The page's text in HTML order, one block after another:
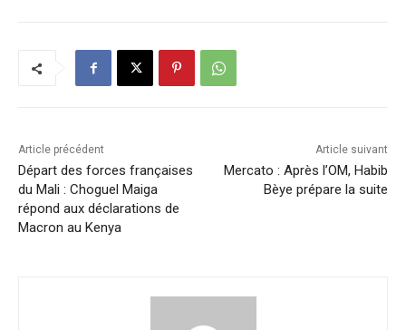
Article précédent
Départ des forces françaises
du Mali : Choguel Maiga
répond aux déclarations de
Macron au Kenya
Article suivant
Mercato : Après l’OM, Habib
Bèye prépare la suite